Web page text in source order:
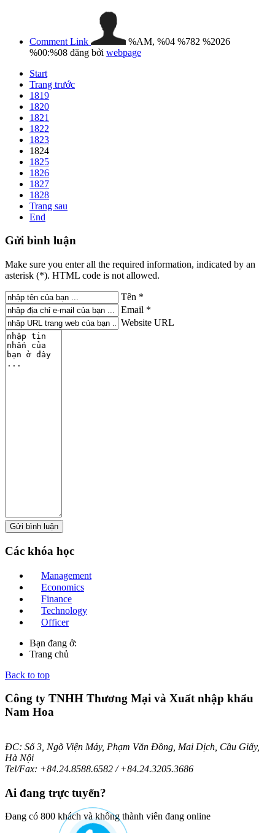
Comment Link
%AM, %04 %782 %2026
%00:%08 đăng bởi webpage
Start
Trang trước
1819
1820
1821
1822
1823
1824
1825
1826
1827
1828
Trang sau
End
Gửi bình luận
Make sure you enter all the required information, indicated by an
asterisk (*). HTML code is not allowed.
Tên *
Email *
Website URL
Các khóa học
Management
Economics
Finance
Technology
Officer
Bạn đang ở:
Trang chủ
Back to top
Công ty TNHH Thương Mại và Xuất nhập khẩu
Nam Hoa
ĐC: Số 3, Ngõ Viện Máy, Phạm Văn Đồng, Mai Dịch, Cầu Giấy,
Hà Nội
Tel/Fax: +84.24.8588.6582 / +84.24.3205.3686
Ai đang trực tuyến?
Đang có 800 khách và không thành viên đang online